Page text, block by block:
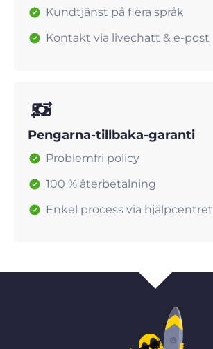
Kundtjänst på flera språk
Kontakt via livechatt & e-post
Pengarna-tillbaka-garanti
Problemfri policy
100 % återbetalning
Enkel process via hjälpcentret